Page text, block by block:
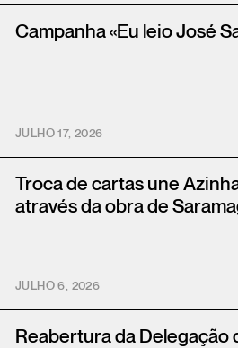
Campanha «Eu leio José
JULHO 17, 2026
Troca de cartas une
através da obra de
JULHO 6, 2026
Reabertura da Delegação